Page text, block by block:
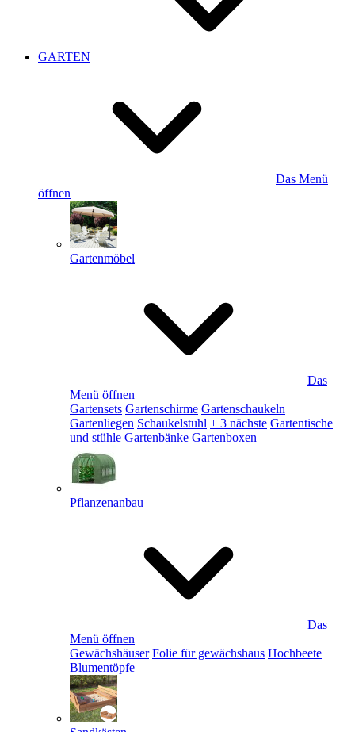
GARTEN
Das Menü
öffnen
Gartenmöbel
Das
Menü öffnen
Gartensets Gartenschirme Gartenschaukeln
Gartenliegen Schaukelstuhl + 3 nächste Gartentische
und stühle Gartenbänke Gartenboxen
Pflanzenanbau
Das
Menü öffnen
Gewächshäuser Folie für gewächshaus Hochbeete
Blumentöpfe